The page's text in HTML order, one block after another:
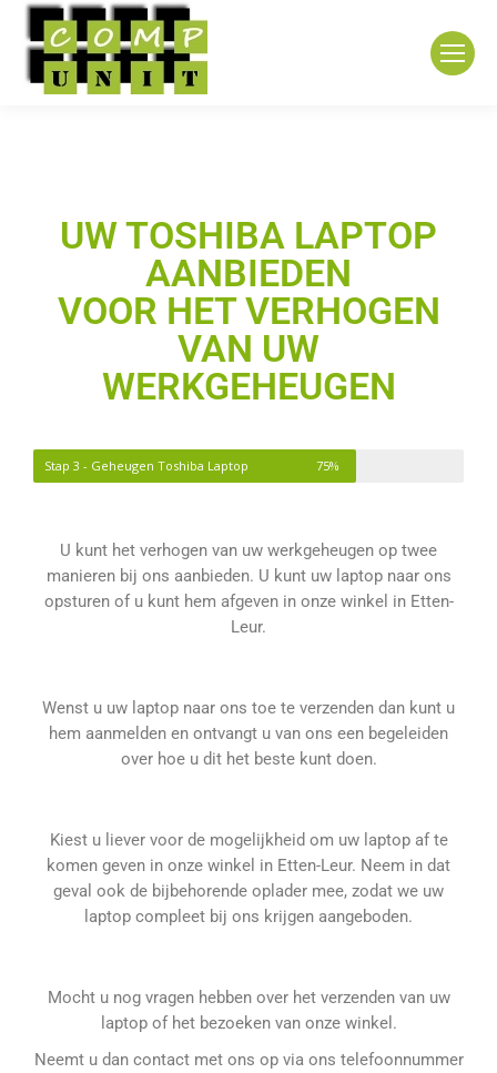
UW TOSHIBA LAPTOP
AANBIEDEN
VOOR HET VERHOGEN
VAN UW
WERKGEHEUGEN
Stap 3 - Geheugen Toshiba Laptop 75%
U kunt het verhogen van uw werkgeheugen op twee
manieren bij ons aanbieden. U kunt uw laptop naar ons
opsturen of u kunt hem afgeven in onze winkel in Etten-
Leur.
Wenst u uw laptop naar ons toe te verzenden dan kunt u
hem aanmelden en ontvangt u van ons een begeleiden
over hoe u dit het beste kunt doen.
Kiest u liever voor de mogelijkheid om uw laptop af te
komen geven in onze winkel in Etten-Leur. Neem in dat
geval ook de bijbehorende oplader mee, zodat we uw
laptop compleet bij ons krijgen aangeboden.
Mocht u nog vragen hebben over het verzenden van uw
laptop of het bezoeken van onze winkel.
Neemt u dan contact met ons op via ons telefoonnummer